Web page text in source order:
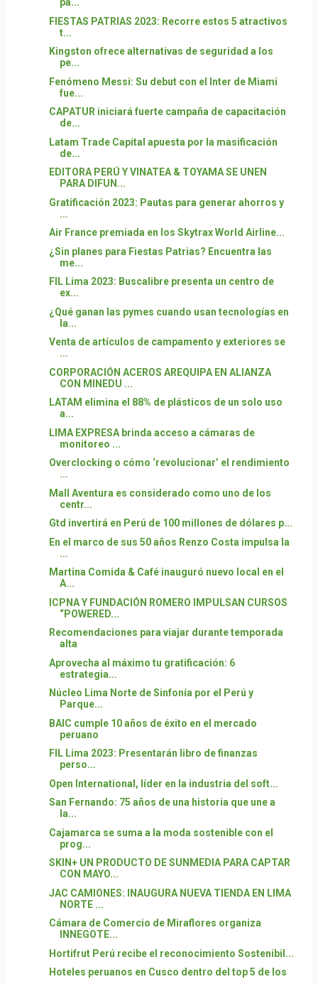
FIESTAS PATRIAS 2023: Recorre estos 5 atractivos
t...
Kingston ofrece alternativas de seguridad a los
pe...
Fenómeno Messi: Su debut con el Inter de Miami
fue...
CAPATUR iniciará fuerte campaña de capacitación
de...
Latam Trade Capital apuesta por la masificación
de...
EDITORA PERÚ Y VINATEA & TOYAMA SE UNEN
PARA DIFUN...
Gratificación 2023: Pautas para generar ahorros y
...
Air France premiada en los Skytrax World Airline...
¿Sin planes para Fiestas Patrias? Encuentra las
me...
FIL Lima 2023: Buscalibre presenta un centro de
ex...
¿Qué ganan las pymes cuando usan tecnologías en
la...
Venta de artículos de campamento y exteriores se
...
CORPORACIÓN ACEROS AREQUIPA EN ALIANZA
CON MINEDU ...
LATAM elimina el 88% de plásticos de un solo uso
a...
LIMA EXPRESA brinda acceso a cámaras de
monitoreo ...
Overclocking o cómo ‘revolucionar’ el rendimiento
...
Mall Aventura es considerado como uno de los
centr...
Gtd invertirá en Perú de 100 millones de dólares p...
En el marco de sus 50 años Renzo Costa impulsa la
...
Martina Comida & Café inauguró nuevo local en el
A...
ICPNA Y FUNDACIÓN ROMERO IMPULSAN CURSOS
“POWERED...
Recomendaciones para viajar durante temporada
alta
Aprovecha al máximo tu gratificación: 6
estrategia...
Núcleo Lima Norte de Sinfonía por el Perú y
Parque...
BAIC cumple 10 años de éxito en el mercado
peruano
FIL Lima 2023: Presentarán libro de finanzas
perso...
Open International, líder en la industria del soft...
San Fernando: 75 años de una historia que une a
la...
Cajamarca se suma a la moda sostenible con el
prog...
SKIN+ UN PRODUCTO DE SUNMEDIA PARA CAPTAR
CON MAYO...
JAC CAMIONES: INAUGURA NUEVA TIENDA EN LIMA
NORTE ...
Cámara de Comercio de Miraflores organiza
INNEGOTE...
Hortifrut Perú recibe el reconocimiento Sostenibil...
Hoteles peruanos en Cusco dentro del top 5 de los